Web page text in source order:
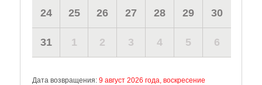
24 25 26 27 28 29 30
31 1 2 3 4 5 6
Дата возвращения: 9 август 2026 года, воскресение